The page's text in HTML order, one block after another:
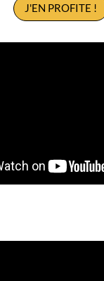
J'EN PROFITE !